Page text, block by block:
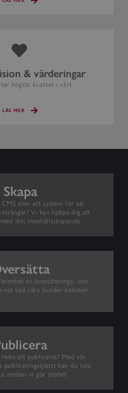
& värderingar
högsta kvalitet i vårt
LÄS MER
Skapa
CMS eller ett system för att
strängar? Vi kan hjälpa dig att
ditt innehållsskapande.
av översättnings- och
vet vad våra kunder behöver.
att publiceras? Med vår
publiceringstjänst kan du luta
medan vi gör jobbet.